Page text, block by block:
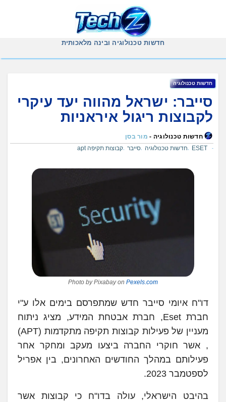
חדשות טכנולוגיה ובינה מלאכותית
חדשות טכנולוגיה
סייבר: ישראל מהווה יעד עיקרי
לקבוצות ריגול איראניות
חדשות טכנולוגיה - מור בסן
ESET
חדשות טכנולוגיה סייבר קבוצות תקיפה apt
Photo by Pixabay on Pexels.com
דו"ח איומי סייבר חדש שמתפרסם בימים אלו ע"י
חברת Eset, חברת אבטחת המידע, מציג ניתוח
מעניין של פעילות קבוצות תקיפה מתקדמות (APT)
, אשר חוקרי החברה ביצעו מעקב ומחקר אחר
פעילותם במהלך החודשים האחרונים, בין אפריל
לספטמבר 2023.
בהיבט הישראלי, עולה בדו"ח כי קבוצות אשר